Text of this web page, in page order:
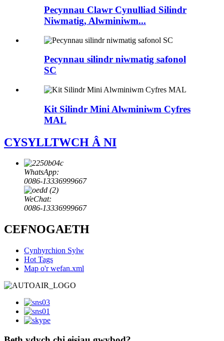
Pecynnau Clawr Cynulliad Silindr
Niwmatig, Alwminiwm...
Pecynnau silindr niwmatig safonol
SC
Kit Silindr Mini Alwminiwm Cyfres
MAL
CYSYLLTWCH Â NI
WhatsApp:
0086-13336999667
WeChat:
0086-13336999667
CEFNOGAETH
Cynhyrchion Sylw
Hot Tags
Map o'r wefan.xml